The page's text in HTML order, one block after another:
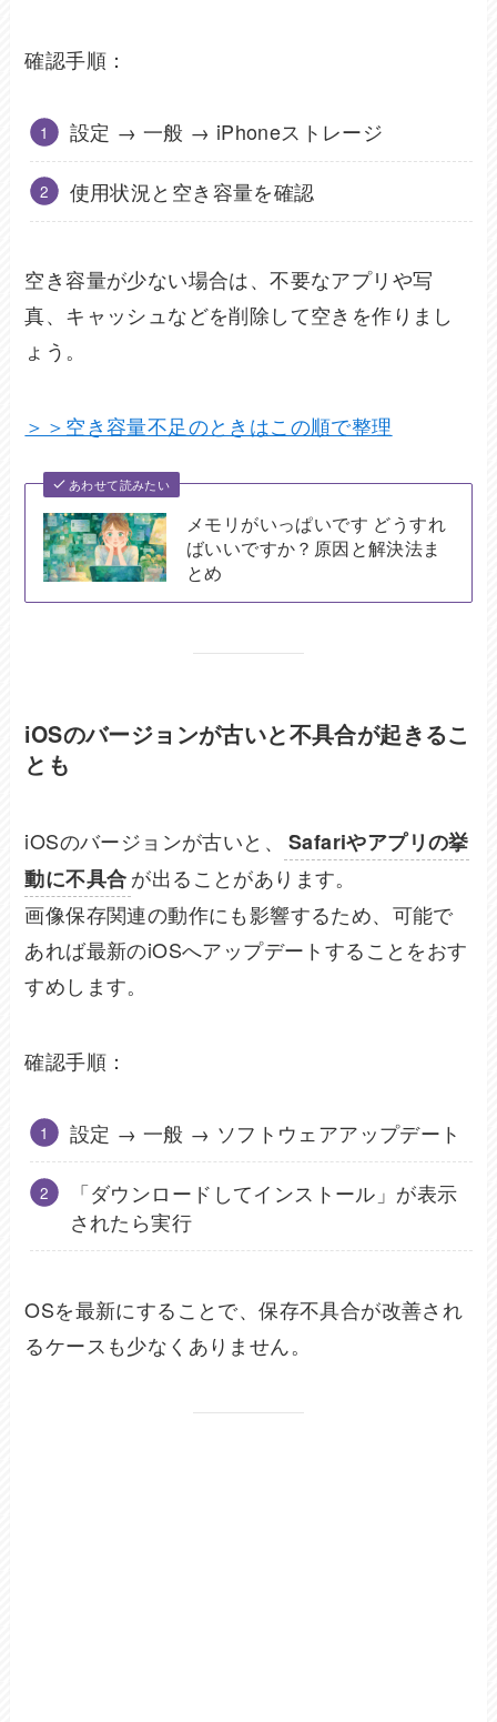
確認手順：
設定 → 一般 → iPhoneストレージ
使用状況と空き容量を確認
空き容量が少ない場合は、不要なアプリや写
真、キャッシュなどを削除して空きを作りまし
ょう。
＞＞空き容量不足のときはこの順で整理
あわせて読みたい
メモリがいっぱいです どうすれ
ばいいですか？原因と解決法ま
とめ
iOSのバージョンが古いと不具合が起きるこ
とも
iOSのバージョンが古いと、
Safariやアプリの挙
動に不具合が出ることがあります。
画像保存関連の動作にも影響するため、可能で
あれば最新のiOSへアップデートすることをおす
すめします。
確認手順：
設定 → 一般 → ソフトウェアアップデート
「ダウンロードしてインストール」が表示
されたら実行
OSを最新にすることで、保存不具合が改善され
るケースも少なくありません。